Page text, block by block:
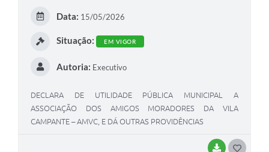
BAIXAR
Data: 15/05/2026
Situação: EM VIGOR
Autoria: Executivo
DECLARA DE UTILIDADE PÚBLICA MUNICIPAL A
ASSOCIAÇÃO DOS AMIGOS MORADORES DA VILA
CAMPANTE – AMVC, E DÁ OUTRAS PROVIDÊNCIAS